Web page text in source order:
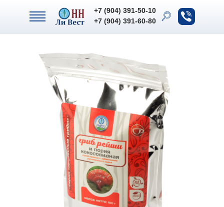
+7 (904) 391-60-80
+7 (904) 391-50-10
+7 (904) 391-60-80
+7 (904) 391-50-10